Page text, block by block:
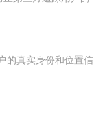
的真实身份和位置信